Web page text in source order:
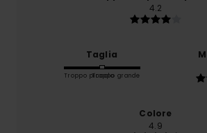
4.2
Taglia
Troppo piccoloTroppo grande
Colore
4.9